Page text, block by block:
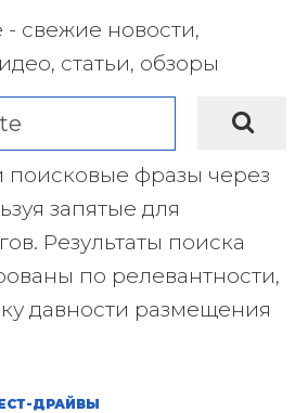
свежие новости,
статьи, обзоры
поисковые фразы через
запятые для
Результаты поиска
по релевантности,
давности размещения
ДРАЙВЫ